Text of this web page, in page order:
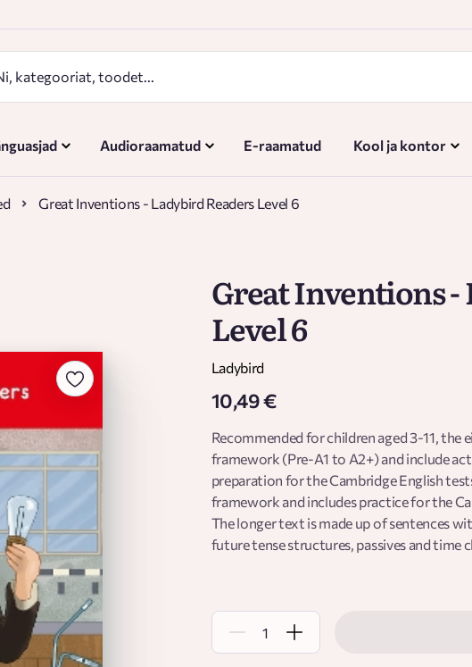
Audioraamatud E-raamatud Kool ja kontor
Great Inventions - Ladybird Readers Level 6
Great Inventions -
Level 6
Ladybird
10,49 €
Recommended for children aged 3-11, the
framework (Pre-A1 to A2+) and include
preparation for the Cambridge English
framework and includes practice for the
The longer text is made up of sentences
future tense structures, passives and time